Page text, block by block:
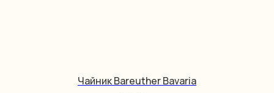
Чайник Bareuther Bavaria